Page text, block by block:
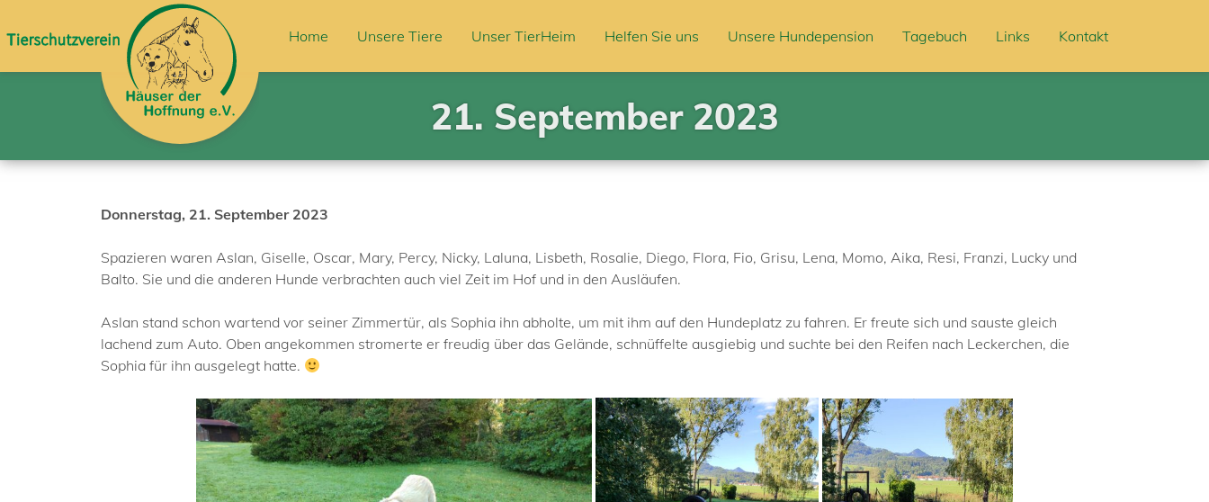
Home Unsere Tiere Unser TierHeim Helfen Sie uns Unsere Hundepension Tagebuch Links Kontakt
21. September 2023
Donnerstag, 21. September 2023
Spazieren waren Aslan, Giselle, Oscar, Mary, Percy, Nicky, Laluna, Lisbeth, Rosalie, Diego, Flora, Fio, Grisu, Lena, Momo, Aika, Resi, Franzi, Lucky und
Balto. Sie und die anderen Hunde verbrachten auch viel Zeit im Hof und in den Ausläufen.
Aslan stand schon wartend vor seiner Zimmertür, als Sophia ihn abholte, um mit ihm auf den Hundeplatz zu fahren. Er freute sich und sauste gleich
lachend zum Auto. Oben angekommen stromerte er freudig über das Gelände, schnüffelte ausgiebig und suchte bei den Reifen nach Leckerchen, die
Sophia für ihn ausgelegt hatte.